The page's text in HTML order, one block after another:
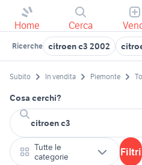
Home Cerca
Ricerche citroen c3 2002
Subito In vendita Piemonte
Cosa cerchi?
Tutte le
categorie
Filtri